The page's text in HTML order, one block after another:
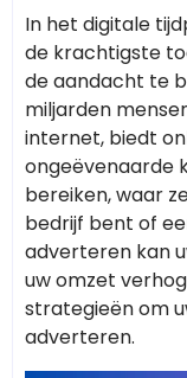
In het digitale
de krachtigste
de aandacht te
miljarden
internet, biedt
ongeëvenaarde
bereiken, waar
bedrijf bent of
adverteren kan
uw omzet
strategieën om
adverteren.